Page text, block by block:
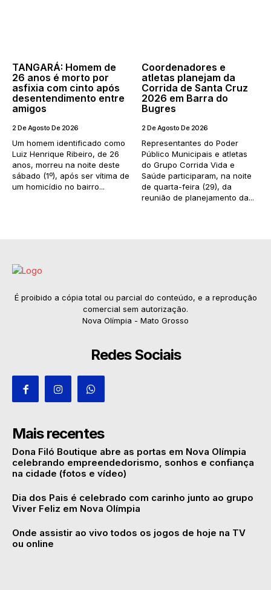
TANGARÁ: Homem de
26 anos é morto por
asfixia com cinto após
desentendimento entre
amigos
2 De Agosto De 2026
Um homem identificado como
Luiz Henrique Ribeiro, de 26
anos, morreu na noite deste
sábado (1º), após ser vítima de
um homicídio no bairro...
Coordenadores e
atletas planejam da
Corrida de Santa Cruz
2026 em Barra do
Bugres
2 De Agosto De 2026
Representantes do Poder
Público Municipais e atletas
do Grupo Corrida Vida e
Saúde participaram, na noite
de quarta-feira (29), da
reunião de planejamento da...
É proibido a cópia total ou parcial do conteúdo, e a reprodução
comercial sem autorização.
Nova Olímpia - Mato Grosso
Redes Sociais
Mais recentes
Dona Filó Boutique abre as portas em Nova Olímpia
celebrando empreendedorismo, sonhos e confiança
na cidade (fotos e vídeo)
Dia dos Pais é celebrado com carinho junto ao grupo
Viver Feliz em Nova Olímpia
Onde assistir ao vivo todos os jogos de hoje na TV
ou online